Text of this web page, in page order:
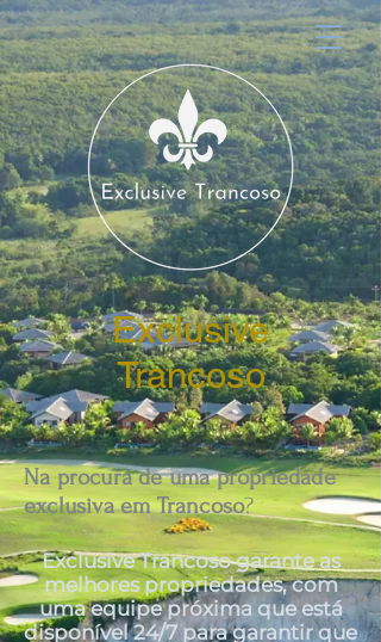
Exclusive
Trancoso
Na procura de uma propriedade
exclusiva em Trancoso?
Exclusive Trancoso garante as
melhores propriedades, com
uma equipe próxima que está
disponível 24/7 para garantir que